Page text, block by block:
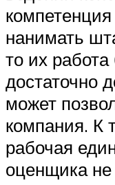
нанимать
то их
достаточно
может
компания. К
рабочая
оценщика не